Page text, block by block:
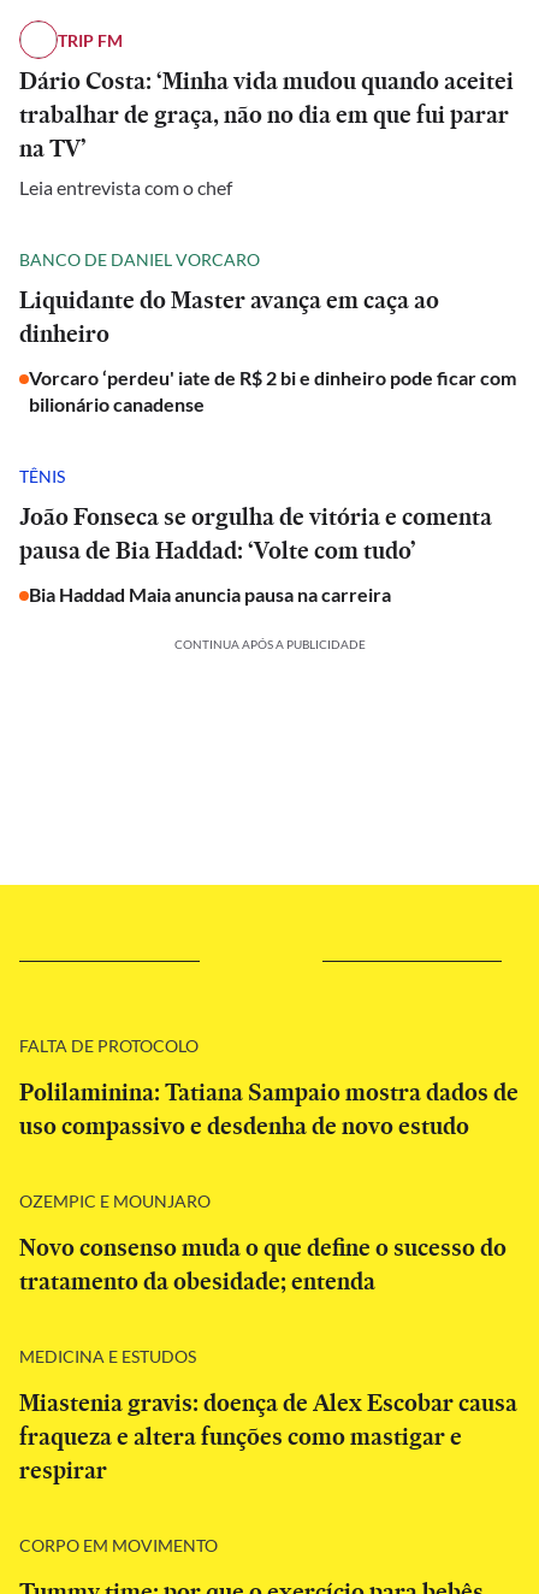
TRIP FM
Dário Costa: ‘Minha vida mudou quando aceitei
trabalhar de graça, não no dia em que fui parar
na TV’
Leia entrevista com o chef
BANCO DE DANIEL VORCARO
Liquidante do Master avança em caça ao
dinheiro
Vorcaro ‘perdeu' iate de R$ 2 bi e dinheiro pode ficar com
bilionário canadense
TÊNIS
João Fonseca se orgulha de vitória e comenta
pausa de Bia Haddad: ‘Volte com tudo’
Bia Haddad Maia anuncia pausa na carreira
CONTINUA APÓS A PUBLICIDADE
FALTA DE PROTOCOLO
Polilaminina: Tatiana Sampaio mostra dados de
uso compassivo e desdenha de novo estudo
OZEMPIC E MOUNJARO
Novo consenso muda o que define o sucesso do
tratamento da obesidade; entenda
MEDICINA E ESTUDOS
Miastenia gravis: doença de Alex Escobar causa
fraqueza e altera funções como mastigar e
respirar
CORPO EM MOVIMENTO